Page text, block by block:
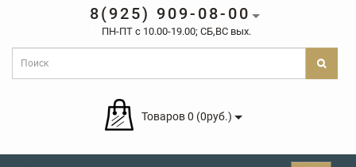
8(925) 909-08-00
ПН-ПТ c 10.00-19.00; СБ,ВС вых.
Товаров 0 (0руб.)